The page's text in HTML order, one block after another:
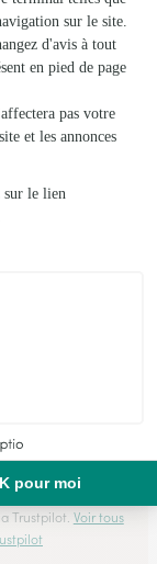
Top.
Trustpilot. Voir tous